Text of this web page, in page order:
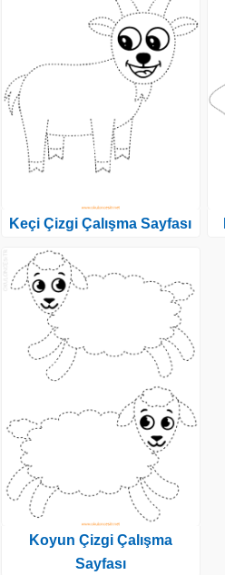
Keçi Çizgi Çalışma Sayfası
Koyun Çizgi Çalışma
Sayfası